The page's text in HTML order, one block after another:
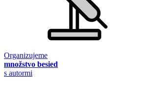
Organizujeme
množstvo besied
s autormi